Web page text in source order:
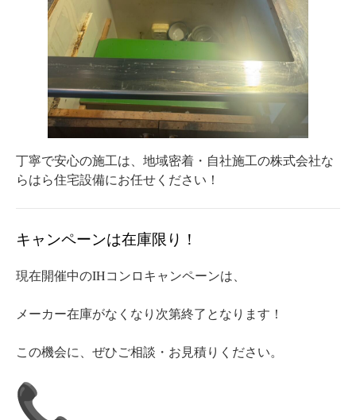
丁寧で安心の施工は、地域密着・自社施工の株式会社な
らはら住宅設備にお任せください！
キャンペーンは在庫限り！
現在開催中のIHコンロキャンペーンは、
メーカー在庫がなくなり次第終了となります！
この機会に、ぜひご相談・お見積りください。